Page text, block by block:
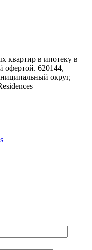
квартир в ипотеку в
офертой. 620144,
округ,